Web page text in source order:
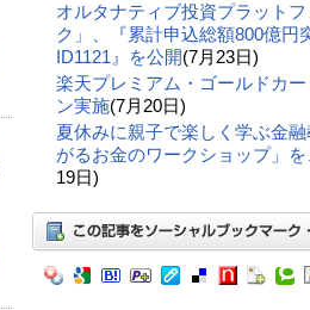
オルタナティブ投資プラット
ク」、『累計申込総額800億円
ID1121』を公開(7月23日)
楽天プレミアム・ゴールドカ
ン実施(7月20日)
夏休みに親子で楽しく学ぶ金
がるお金のワークショップ」
19日)